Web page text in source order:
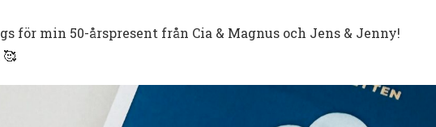
för min 50-årspresent från Cia & Magnus och Jens & Jenny!